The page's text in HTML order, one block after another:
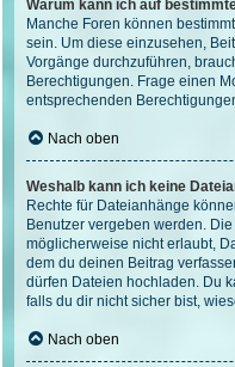
Warum kann ich auf
Manche Foren können
sein. Um diese einzusehen,
Vorgänge durchzuführen,
Berechtigungen. Frage einen
entsprechenden
Nach oben
Weshalb kann ich keine
Rechte für Dateianhänge
Benutzer vergeben werden.
möglicherweise nicht erlaubt,
dem du deinen Beitrag
dürfen Dateien hochladen. Du
falls du dir nicht sicher bist,
Nach oben